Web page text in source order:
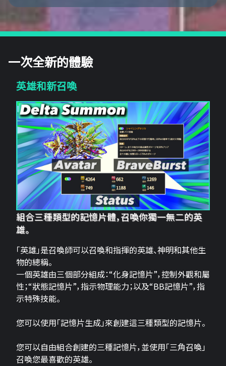
一次全新的體驗
英雄和新召喚
組合三種類型的記憶片體，召喚你獨一無二的英
雄。
「英雄」是召喚師可以召喚和指揮的英雄、神明和其他生
物的總稱。
一個英雄由三個部分組成：“化身記憶片”，控制外觀和屬
性；“狀態記憶片”，指示物理能力；以及“BB記憶片”，指
示特殊技能。
您可以使用「記憶片生成」來創建這三​​種類型的記憶片。
您可以自由組合創建的三種記憶片，並使用「三角召喚」
召喚您最喜歡的英雄。